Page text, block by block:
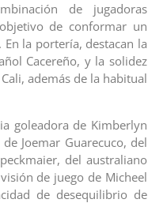
de jugadoras
de conformar un
la portería, destacan la
Cacereño, y la solidez
además de la habitual
goleadora de Kimberlyn
Joemar Guarecuco, del
del australiano
de juego de Micheel
de desequilibrio de